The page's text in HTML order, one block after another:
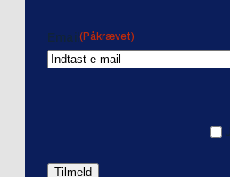
Email (Påkrævet)